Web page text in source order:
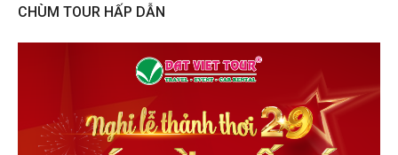
CHÙM TOUR HẤP DẪN